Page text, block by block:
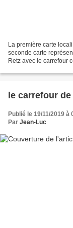
La première carte
seconde carte
Retz avec le carrefour
le carrefour
Publié le 19/11/2019 à
Par Jean-Luc